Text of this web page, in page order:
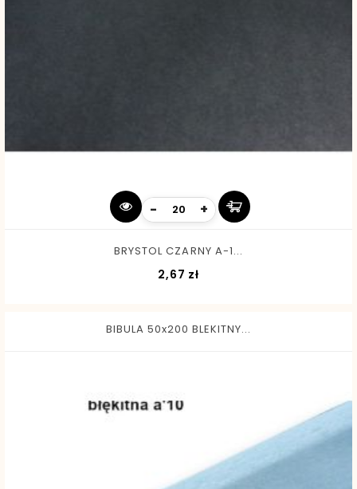
- +
BRYSTOL CZARNY A-1...
2,67 zł
BIBULA 50x200 BLEKITNY...